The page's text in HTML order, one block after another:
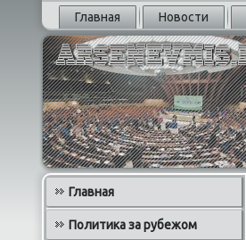
Главная Новости
Главная
Политика за рубежом